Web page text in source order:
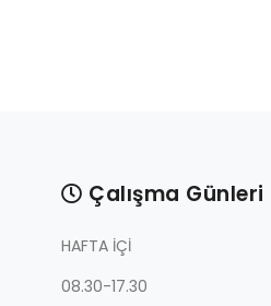
Çalışma Günleri
HAFTA İÇİ
08.30-17.30